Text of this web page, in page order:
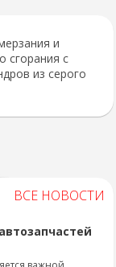
и
сгорания с
из серого
ВСЕ НОВОСТИ